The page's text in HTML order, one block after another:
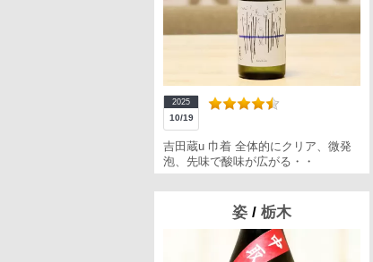
2025
10/19
吉田蔵u 巾着 全体的にクリア、微発
泡、先味で酸味が広がる・・
姿 / 栃木